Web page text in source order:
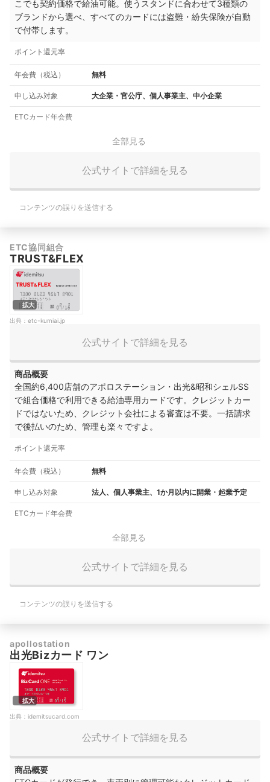
こでも契約価格で給油可能。使うスタンドに合わせて3種類の
ブランドから選べ、すべてのカードには盗難・紛失保険が自動
で付帯します。
ポイント還元率
年会費（税込） 無料
申し込み対象 大企業・官公庁、個人事業主、中小企業
ETCカード年会費
全部見る
公式サイトで詳細を見る
コンテンツの誤りを送信する
ETC協同組合
TRUST&FLEX
拡大
出典： etc-kumiai.jp
公式サイトで詳細を見る
商品概要
全国約6,400店舗のアポロステーション・出光&昭和シェルSS
で組合価格で利用できる給油専用カードです。クレジットカー
ドではないため、クレジット会社による審査は不要。 一括請求
で後払いのため、管理も楽々ですよ。
ポイント還元率
年会費（税込） 無料
申し込み対象 法人、個人事業主、1か月以内に開業・起業予定
ETCカード年会費
全部見る
公式サイトで詳細を見る
コンテンツの誤りを送信する
apollostation
出光Bizカード ワン
拡大
出典： idemitsucard.com
公式サイトで詳細を見る
商品概要